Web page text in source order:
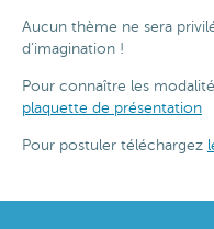
Aucun thème ne sera
d’imagination !
Pour connaître les
plaquette de présentation
Pour postuler téléchargez